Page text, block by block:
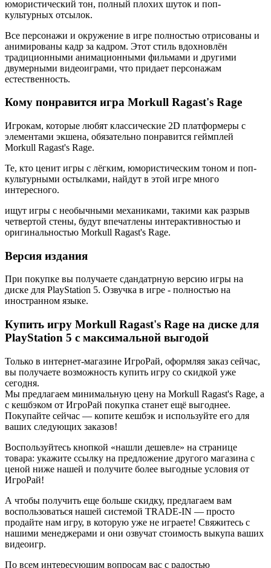
юмористический тон, полный плохих шуток и поп-
культурных отсылок.
Все персонажи и окружение в игре полностью отрисованы и
анимированы кадр за кадром. Этот стиль вдохновлён
традиционными анимационными фильмами и другими
двумерными видеоиграми, что придает персонажам
естественность.
Кому понравится игра Morkull Ragast's Rage
Игрокам, которые любят классические 2D платформеры с
элементами экшена, обязательно понравится геймплей
Morkull Ragast's Rage.
Те, кто ценит игры с лёгким, юмористическим тоном и поп-
культурными остылками, найдут в этой игре много
интересного.
ищут игры с необычными механиками, такими как разрыв
четвертой стены, будут впечатлены интерактивностью и
оригинальностью Morkull Ragast's Rage.
Версия издания
При покупке вы получаете сдандатрную версию игры на
диске для PlayStation 5. Озвучка в игре - полностью на
иностранном языке.
Купить игру Morkull Ragast's Rage на диске для
PlayStation 5 с максимальной выгодой
Только в интернет-магазине ИгроРай, оформляя заказ сейчас,
вы получаете возможность купить игру со скидкой уже
сегодня.
Мы предлагаем минимальную цену на Morkull Ragast's Rage, а
с кешбэком от ИгроРай покупка станет ещё выгоднее.
Покупайте сейчас — копите кешбэк и используйте его для
ваших следующих заказов!
Воспользуйтесь кнопкой «нашли дешевле» на странице
товара: укажите ссылку на предложение другого магазина с
ценой ниже нашей и получите более выгодные условия от
ИгроРай!
А чтобы получить еще больше скидку, предлагаем вам
воспользоваться нашей системой TRADE-IN — просто
продайте нам игру, в которую уже не играете! Свяжитесь с
нашими менеджерами и они озвучат стоимость выкупа ваших
видеоигр.
По всем интересующим вопросам вас с радостью